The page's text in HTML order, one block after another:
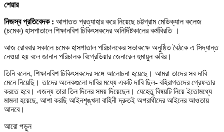
শেয়ার
নিজস্ব প্রতিবেদক : আপাতত প্রত্যাহার করে নিয়েছে চট্টগ্রাম মেডিক্যাল কলেজ
(চমেক) হাসপাতালে শিক্ষানবিশ চিকিৎসকদের অনির্দিষ্টকালের কর্মবিরতি ।
আজ রোববার সকালে চমেক হাসপাতাল পরিচালকের সভাকক্ষে অনুষ্ঠিত বৈঠকে এ সিদ্ধান্ত
নেওয়া হয় বলে জানান পরিচালক বিগ্রেডিয়ার জেনারেল হুমায়ুন কবির।
তিনি বলেন, শিক্ষানবিশ চিকিৎসকদের সঙ্গে আলোচনা হয়েছে। আমরা তাদের সব দাবি
মেনে নিয়েছি। তাদের অনেকগুলো দাবির মধ্যে একটি দাবি ছিল- বহিরাগতদের গ্রেফতার
করতে হবে। এজন্য তারা তিন দিনের সময় দিয়েছেন। যেহেতু বিষয়টি নিয়ে ইতোমধ্যে
মামলা হয়েছে, আশা করছি আইনশৃঙ্খলা বাহিনী দ্রুতই অপরাধীদের আইনের আওতায়
আনবে।
আরো পড়ুন